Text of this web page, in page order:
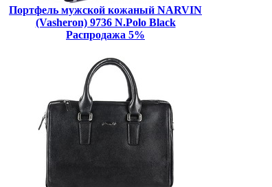
Портфель мужской кожаный NARVIN
(Vasheron) 9736 N.Polo Black
Распродажа 5%